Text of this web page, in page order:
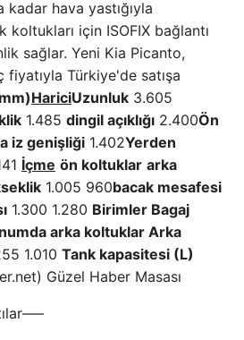
kadar hava yastığıyla
koltukları için ISOFIX bağlantı
sağlar. Yeni Kia Picanto,
​​fiyatıyla Türkiye'de satışa
HariciUzunluk 3.605
1.485 dingil açıklığı 2.400Ön
iz genişliği 1.402Yerden
İçme ön koltuklar arka
1.005 960bacak mesafesi
1.300 1.280 Birimler Bagaj
arka koltuklar Arka
1.010 Tank kapasitesi (L)
Güzel Haber Masası